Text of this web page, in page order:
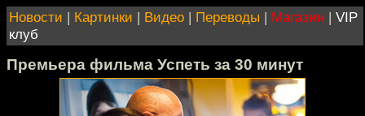
Новости | Картинки | Видео | Переводы | Магазин | VIP
клуб
Премьера фильма Успеть за 30 минут